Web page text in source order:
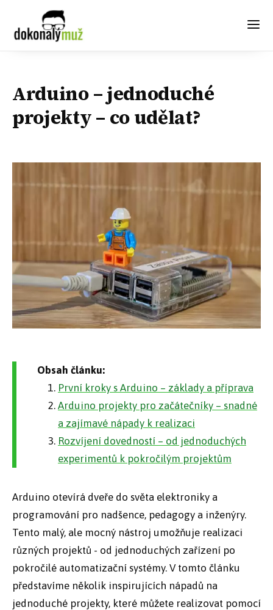
Arduino – jednoduché
projekty – co udělat?
Obsah článku:
První kroky s Arduino – základy a příprava
Arduino projekty pro začátečníky – snadné
a zajímavé nápady k realizaci
Rozvíjení dovedností – od jednoduchých
experimentů k pokročilým projektům
Arduino otevírá dveře do světa elektroniky a
programování pro nadšence, pedagogy a inženýry.
Tento malý, ale mocný nástroj umožňuje realizaci
různých projektů - od jednoduchých zařízení po
pokročilé automatizační systémy. V tomto článku
představíme několik inspirujících nápadů na
jednoduché projekty, které můžete realizovat pomocí